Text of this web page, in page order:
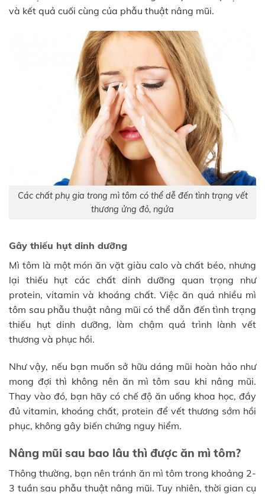
và kết quả cuối cùng của phẫu thuật nâng mũi.
Các chất phụ gia trong mì tôm có thể dễ đến tình trạng vết
thương ửng đỏ, ngứa
Gây thiếu hụt dinh dưỡng
Mì tôm là một món ăn vặt giàu calo và chất béo, nhưng
lại thiếu hụt các chất dinh dưỡng quan trọng như
protein, vitamin và khoáng chất. Việc ăn quá nhiều mì
tôm sau phẫu thuật nâng mũi có thể dẫn đến tình trạng
thiếu hụt dinh dưỡng, làm chậm quá trình lành vết
thương và phục hồi.
Như vậy, nếu bạn muốn sở hữu dáng mũi hoàn hảo như
mong đợi thì không nên ăn mì tôm sau khi nâng mũi.
Thay vào đó, bạn hãy có chế độ ăn uống khoa học, đầy
đủ vitamin, khoáng chất, protein để vết thương sớm hồi
phục, không gây biến chứng nguy hiểm.
Nâng mũi sau bao lâu thì được ăn mì tôm?
Thông thường, bạn nên tránh ăn mì tôm trong khoảng 2-
3 tuần sau phẫu thuật nâng mũi. Tuy nhiên, thời gian cụ